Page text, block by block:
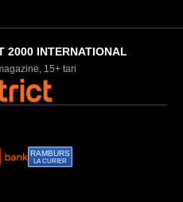
2000 INTERNATIONAL
15+ tari
RAMBURS
LA CURIER